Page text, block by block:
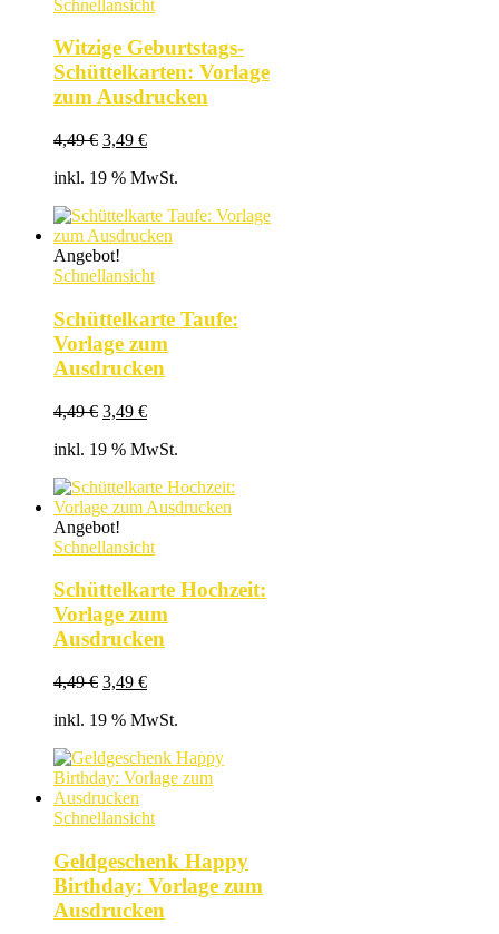
Schnellansicht
Witzige Geburtstags-
Schüttelkarten: Vorlage
zum Ausdrucken
4,49€ Ursprünglicher
war:
3,49 €Aktueller
ist:
inkl. 19 % MwSt.
Angebot!
Schnellansicht
Schüttelkarte Taufe:
Vorlage zum
Ausdrucken
4,49€ Ursprünglicher
war:
3,49 €Aktueller
ist:
inkl. 19 % MwSt.
Angebot!
Schnellansicht
Schüttelkarte Hochzeit:
Vorlage zum
Ausdrucken
4,49€ Ursprünglicher
war:
3,49 €Aktueller
ist:
inkl. 19 % MwSt.
Schnellansicht
Geldgeschenk Happy
Birthday: Vorlage zum
Ausdrucken